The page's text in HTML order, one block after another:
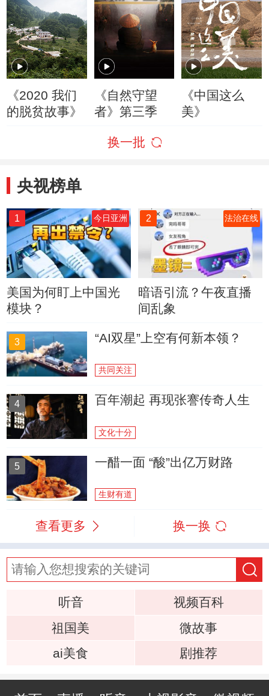
《2020 我们
的脱贫故事》
《自然守望
者》第三季
《中国这么
美》
换一批
央视榜单
1 今日亚洲
美国为何盯上中国光
模块？
2 法治在线
暗语引流？午夜直播
间乱象
3 “AI双星”上空有何新本领？
共同关注
4 百年潮起 再现张謇传奇人生
文化十分
5 一醋一面 “酸”出亿万财路
生财有道
查看更多 换一换
听音
视频百科
祖国美
微故事
ai美食
剧推荐